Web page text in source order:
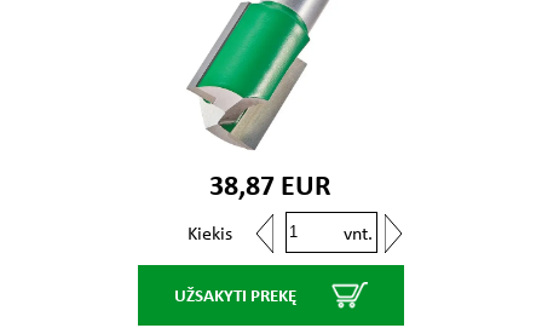
38,87 EUR
Kiekis vnt.
UŽSAKYTI PREKĘ